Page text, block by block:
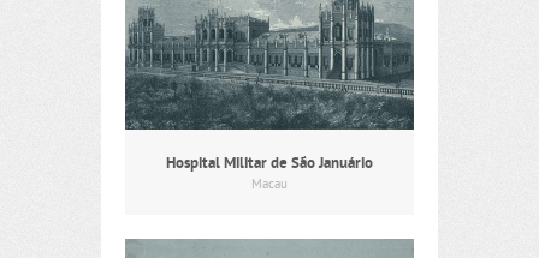
Hospital Militar de São Januário
Macau